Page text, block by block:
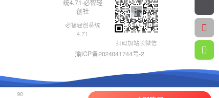
必智轻创系统
4.71
扫码加站长微信
渝ICP备2024041744号-2
90